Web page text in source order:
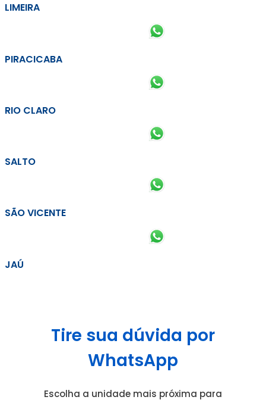
LIMEIRA
PIRACICABA
RIO CLARO
SALTO
SÃO VICENTE
JAÚ
Tire sua dúvida por
WhatsApp
Escolha a unidade mais próxima para